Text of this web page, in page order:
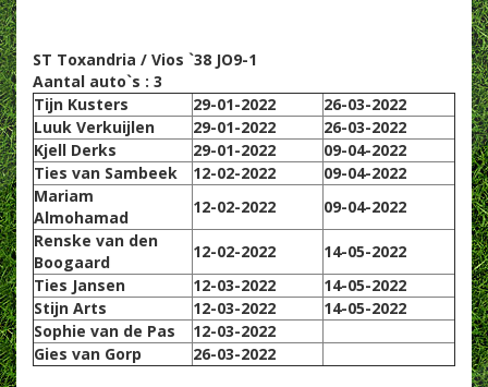
ST Toxandria / Vios `38 JO9-1
Aantal auto`s : 3
Tijn Kusters
29-01-2022
26-03-2022
Luuk Verkuijlen
29-01-2022
26-03-2022
Kjell Derks
29-01-2022
09-04-2022
Ties van Sambeek
12-02-2022
09-04-2022
Mariam
Almohamad
12-02-2022
09-04-2022
Renske van den
Boogaard
12-02-2022
14-05-2022
Ties Jansen
12-03-2022
14-05-2022
Stijn Arts
12-03-2022
14-05-2022
Sophie van de Pas
12-03-2022
Gies van Gorp
26-03-2022